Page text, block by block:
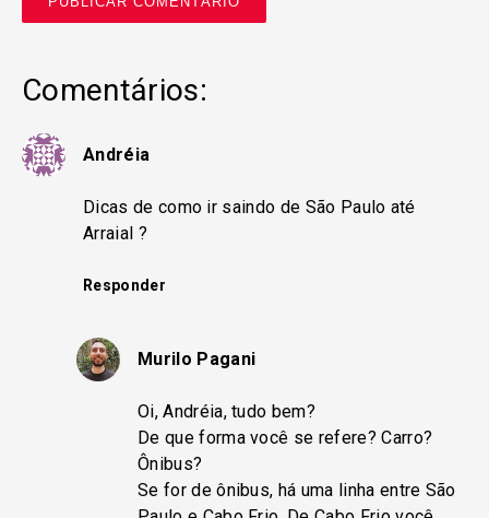
Comentários:
Andréia
Dicas de como ir saindo de São Paulo até
Arraial ?
Responder
Murilo Pagani
Oi, Andréia, tudo bem?
De que forma você se refere? Carro?
Ônibus?
Se for de ônibus, há uma linha entre São